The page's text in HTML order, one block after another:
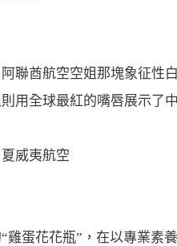
聯酋航空空姐那塊象征性
用全球最紅的嘴唇展示了
威夷航空
雞蛋花花瓶”，在以專業素